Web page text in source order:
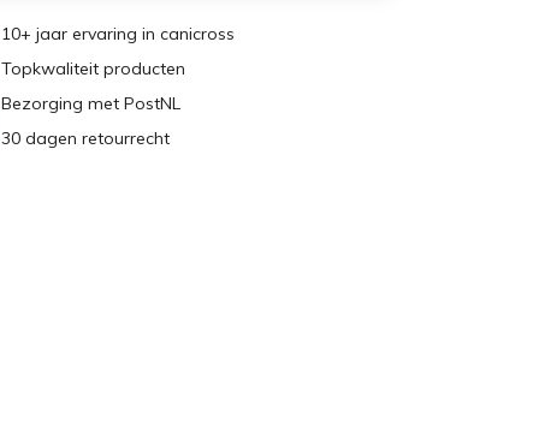
10+ jaar ervaring in canicross
Topkwaliteit producten
Bezorging met PostNL
30 dagen retourrecht